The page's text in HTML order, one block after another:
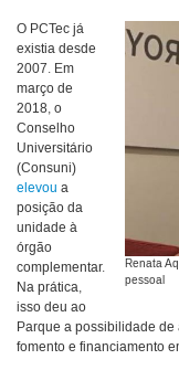
Renata
pessoal
O PCTec já
existia desde
2007. Em
março de
2018, o
Conselho
Universitário
(Consuni)
elevou a
posição da
unidade à
órgão
complementar.
Na prática,
isso deu ao
Parque a possibilidade
fomento e financiamento